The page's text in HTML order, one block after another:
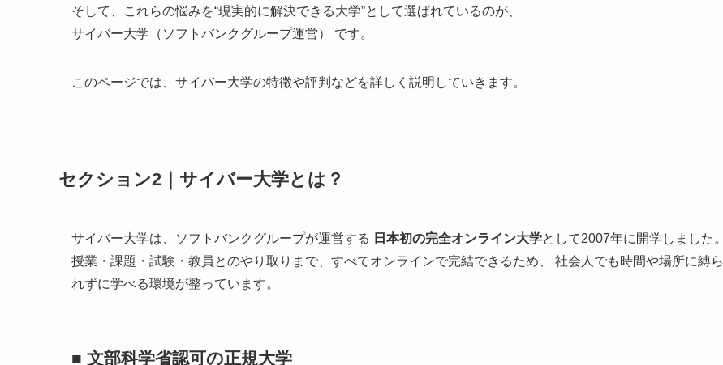
そして、これらの悩みを“現実的に解決できる大学”として選ばれているのが、
サイバー大学（ソフトバンクグループ運営） です。
このページでは、サイバー大学の特徴や評判などを詳しく説明していきます。
セクション2｜サイバー大学とは？
サイバー大学は、ソフトバンクグループが運営する 日本初の完全オンライン大学として2007年に開学しました。
授業・課題・試験・教員とのやり取りまで、すべてオンラインで完結できるため、 社会人でも時間や場所に縛ら
れずに学べる環境が整っています。
■ 文部科学省認可の正規大学